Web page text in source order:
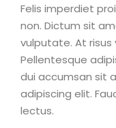
Felis imperdiet
non. Dictum sit
vulputate. At risus
Pellentesque
dui accumsan sit
adipiscing elit.
lectus.